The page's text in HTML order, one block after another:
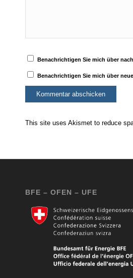
Benachrichtigen Sie mich über
Benachrichtigen Sie mich über
This site uses Akismet to reduce
BFE – OFEN – UFE